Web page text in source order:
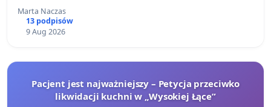
Marta Naczas
13 podpisów
9 Aug 2026
Pacjent jest najważniejszy – Petycja przeciwko
likwidacji kuchni w „Wysokiej Łące”